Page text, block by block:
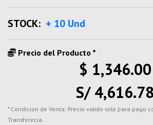
STOCK: + 10 Und
Precio del Producto *
$ 1,346.00
S/ 4,616.78
* Condicion de Venta: Precio valido solo para pago
Transferecia.